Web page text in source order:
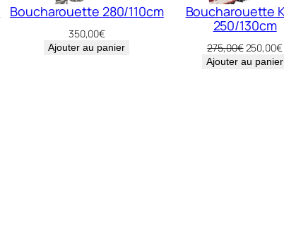
Boucharouette 280/110cm
350,00€
Ajouter au panier
Boucharouette
250/130cm
275,00€Le
prix
250,00€
Ajouter au panier